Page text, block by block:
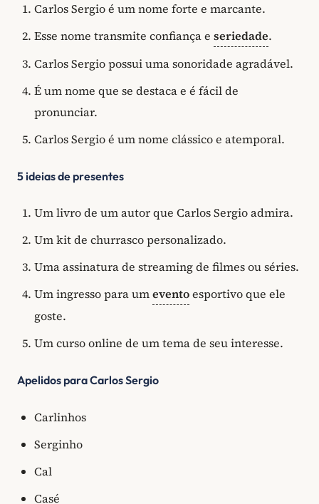
Carlos Sergio é um nome forte e marcante.
Esse nome transmite confiança e seriedade.
Carlos Sergio possui uma sonoridade agradável.
É um nome que se destaca e é fácil de
pronunciar.
Carlos Sergio é um nome clássico e atemporal.
5 ideias de presentes
Um livro de um autor que Carlos Sergio admira.
Um kit de churrasco personalizado.
Uma assinatura de streaming de filmes ou séries.
Um ingresso para umeventoesportivo que ele
goste.
Um curso online de um tema de seu interesse.
Apelidos para Carlos Sergio
Carlinhos
Serginho
Cal
Casé